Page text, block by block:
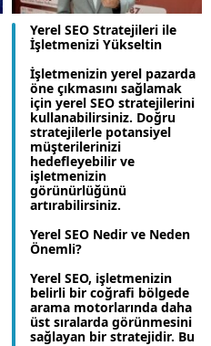
Yerel SEO Stratejileri ile
İşletmenizi Yükseltin
İşletmenizin yerel pazarda
öne çıkmasını sağlamak
için yerel SEO stratejilerini
kullanabilirsiniz. Doğru
stratejilerle potansiyel
müşterilerinizi
hedefleyebilir ve
işletmenizin
görünürlüğünü
artırabilirsiniz.
Yerel SEO Nedir ve Neden
Önemli?
Yerel SEO, işletmenizin
belirli bir coğrafi bölgede
arama motorlarında daha
üst sıralarda görünmesini
sağlayan bir stratejidir. Bu